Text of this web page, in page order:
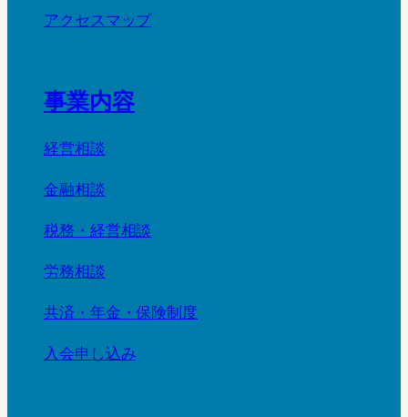
アクセスマップ
事業内容
経営相談
金融相談
税務・経営相談
労務相談
共済・年金・保険制度
入会申し込み